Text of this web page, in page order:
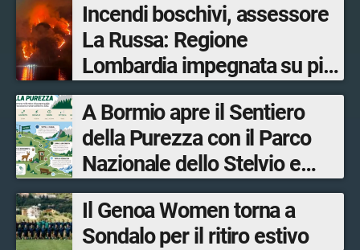
Incendi boschivi, assessore
La Russa: Regione
Lombardia impegnata su più
fronti, 48 volontari coinvolti
tra le province di Lecco,
Sondrio, Milano e Como
A Bormio apre il Sentiero
della Purezza con il Parco
Nazionale dello Stelvio e
Bormio Tourism
Il Genoa Women torna a
Sondalo per il ritiro estivo